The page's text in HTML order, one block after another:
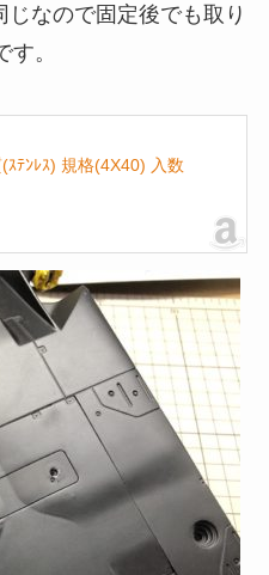
なので固定後でも取り
。
ｽﾃﾝﾚｽ) 規格(4X40) 入数